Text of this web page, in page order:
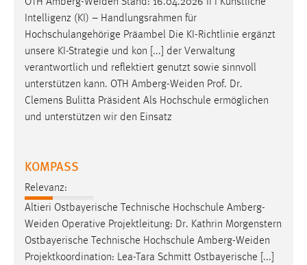
Intelligenz (KI) – Handlungsrahmen für
Hochschulangehörige Präambel Die KI-Richtlinie ergänzt
unsere KI-Strategie und kon [...] der Verwaltung
verantwortlich und reflektiert genutzt sowie sinnvoll
unterstützen kann. OTH Amberg-Weiden Prof. Dr.
Clemens Bulitta Präsident Als Hochschule ermöglichen
und unterstützen wir den Einsatz
KOMPASS
Relevanz:
Altieri Ostbayerische Technische Hochschule Amberg-
Weiden Operative Projektleitung: Dr. Kathrin Morgenstern
Ostbayerische Technische Hochschule Amberg-Weiden
Projektkoordination: Lea-Tara Schmitt Ostbayerische [...]